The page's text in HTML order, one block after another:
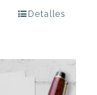
Detalles